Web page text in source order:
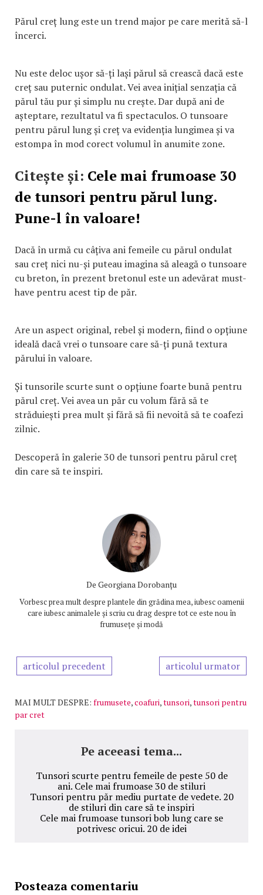
Părul creț lung este un trend major pe care merită să-l
încerci.
Nu este deloc ușor să-ți lași părul să crească dacă este
creț sau puternic ondulat. Vei avea inițial senzația că
părul tău pur și simplu nu crește. Dar după ani de
așteptare, rezultatul va fi spectaculos. O tunsoare
pentru părul lung și creț va evidenția lungimea și va
estompa în mod corect volumul în anumite zone.
Citește și: Cele mai frumoase 30
de tunsori pentru părul lung.
Pune-l în valoare!
Dacă în urmă cu câțiva ani femeile cu părul ondulat
sau creț nici nu-și puteau imagina să aleagă o tunsoare
cu breton, în prezent bretonul este un adevărat must-
have pentru acest tip de păr.
Are un aspect original, rebel și modern, fiind o opțiune
ideală dacă vrei o tunsoare care să-ți pună textura
părului în valoare.
Și tunsorile scurte sunt o opțiune foarte bună pentru
părul creț. Vei avea un păr cu volum fără să te
străduiești prea mult și fără să fii nevoită să te coafezi
zilnic.
Descoperă în galerie 30 de tunsori pentru părul creț
din care să te inspiri.
De Georgiana Dorobanțu
Vorbesc prea mult despre plantele din grădina mea, iubesc oamenii
care iubesc animalele și scriu cu drag despre tot ce este nou în
frumusețe și modă
articolul precedent articolul urmator
MAI MULT DESPRE: frumusete,coafuri,tunsori,tunsori pentru
par cret
Pe aceeasi tema...
Tunsori scurte pentru femeile de peste 50 de
ani. Cele mai frumoase 30 de stiluri
Tunsori pentru păr mediu purtate de vedete. 20
de stiluri din care să te inspiri
Cele mai frumoase tunsori bob lung care se
potrivesc oricui. 20 de idei
Posteaza comentariu